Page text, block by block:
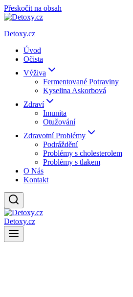
Přeskočit na obsah
Detoxy.cz
Úvod
Očista
Výživa
Fermentované Potraviny
Kyselina Askorbová
Zdraví
Imunita
Otužování
Zdravotní Problémy
Podráždění
Problémy s cholesterolem
Problémy s tlakem
O Nás
Kontakt
Detoxy.cz